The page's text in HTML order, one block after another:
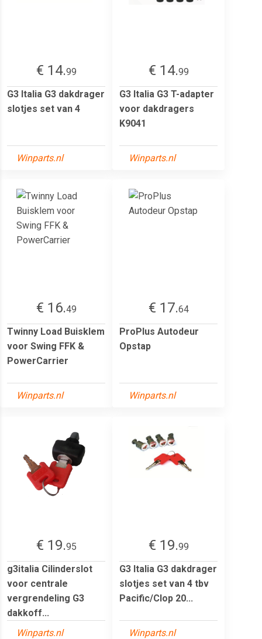
€ 14.99
G3 Italia G3 dakdrager
slotjes set van 4
Winparts.nl
€ 14.99
G3 Italia G3 T-adapter
voor dakdragers
K9041
Winparts.nl
€ 16.49
Twinny Load Buisklem
voor Swing FFK &
PowerCarrier
Winparts.nl
€ 17.64
ProPlus Autodeur
Opstap
Winparts.nl
€ 19.95
g3italia Cilinderslot
voor centrale
vergrendeling G3
dakkoff...
Winparts.nl
€ 19.99
G3 Italia G3 dakdrager
slotjes set van 4 tbv
Pacific/Clop 20...
Winparts.nl